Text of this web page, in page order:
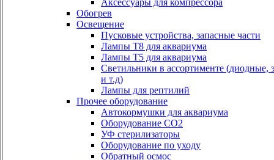
Аксессуары для компрессора
Обогрев
Освещение
Пусковые устройства, запасные части
Лампы Т8 для аквариума
Лампы Т5 для аквариума
Светильники в ассортименте (диодные,
и т.д)
Лампы для рептилий
Прочее оборудование
Автокормушки для аквариума
Оборудование СО2
УФ стерилизаторы
Оборудование по уходу
Обратный осмос